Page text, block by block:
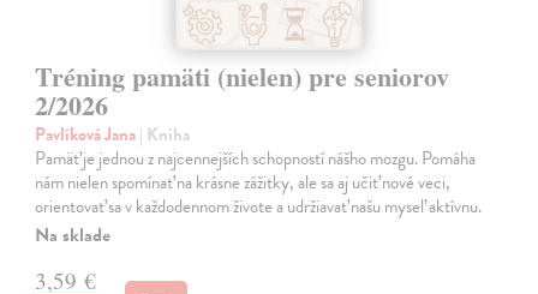
Tréning pamäti (nielen) pre seniorov
2/2026
Pavlíková Jana| Kniha
Pamäť je jednou z najcennejších schopností nášho mozgu. Pomáha
nám nielen spomínať na krásne zážitky, ale sa aj učiť nové veci,
orientovať sa v každodennom živote a udržiavať našu myseľ aktívnu.
Na sklade
3,59 €